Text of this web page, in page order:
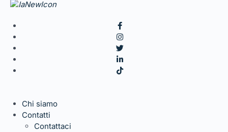
Chi siamo
Contatti
Contattaci